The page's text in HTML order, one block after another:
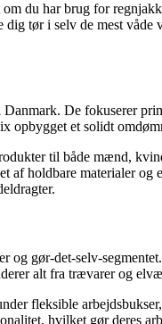
du har brug for
tør i selv de mest
De fokuserer
opbygget et solidt
til både mænd,
af holdbare materialer
gør-det-selv-
alt fra trævarer og
fleksible
hvilket gør deres